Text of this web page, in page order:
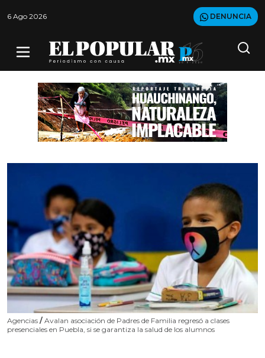
6 Ago 2026 DENUNCIA
Agencias / Avalan asociación de Padres de Familia regresó a clases
presenciales en Puebla, si se garantiza la salud de los alumnos